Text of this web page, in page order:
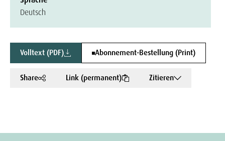
Deutsch
Volltext (PDF) Abonnement-Bestellung (Print)
Share Link (permanent) Zitieren